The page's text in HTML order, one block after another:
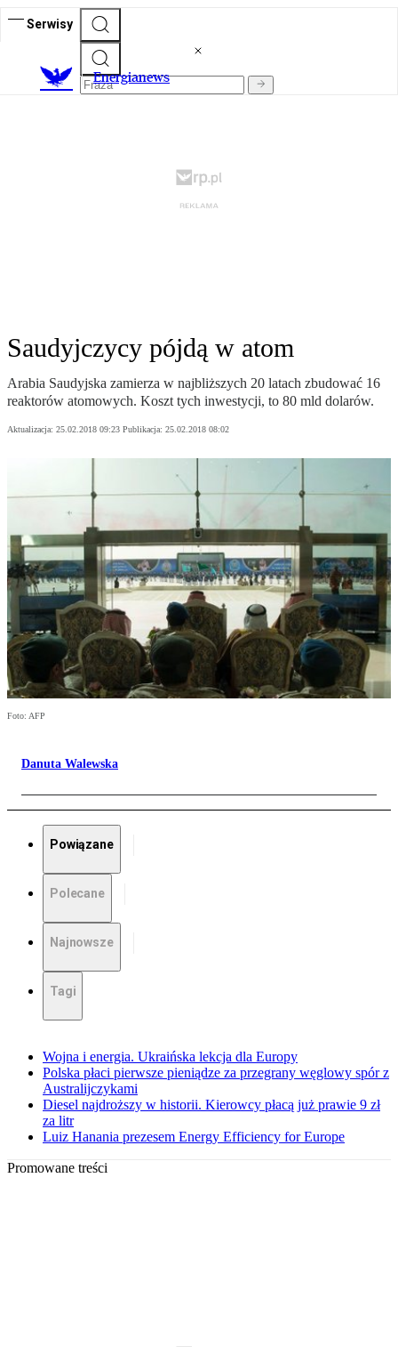
Serwisy
Energianews
Saudyjczycy pójdą w atom
Arabia Saudyjska zamierza w najbliższych 20 latach zbudować 16
reaktorów atomowych. Koszt tych inwestycji, to 80 mld dolarów.
Aktualizacja: 25.02.2018 09:23 Publikacja: 25.02.2018 08:02
Foto: AFP
Danuta Walewska
Powiązane
Polecane
Najnowsze
Tagi
Wojna i energia. Ukraińska lekcja dla Europy
Polska płaci pierwsze pieniądze za przegrany węglowy spór z
Australijczykami
Diesel najdroższy w historii. Kierowcy płacą już prawie 9 zł
za litr
Luiz Hanania prezesem Energy Efficiency for Europe
Promowane treści